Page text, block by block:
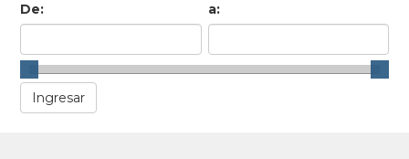
De:
a: